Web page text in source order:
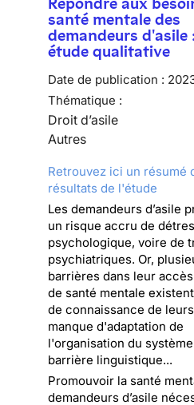
santé mentale des
demandeurs d'asile
étude qualitative
Date de publication :
Thématique :
Droit d’asile
Autres
Retrouvez ici un résumé
résultats de l'étude
Les demandeurs d’asile
un risque accru de
psychologique, voire de
psychiatriques. Or,
barrières dans leur
de santé mentale
de connaissance de
manque d'adaptation de
l'organisation du
barrière linguistique...
Promouvoir la santé
demandeurs d’asile